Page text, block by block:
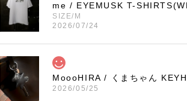
me / EYEMUSK T-
SIZE/M
2026/07/24
MoooHIRA / くまちゃん
2026/05/25